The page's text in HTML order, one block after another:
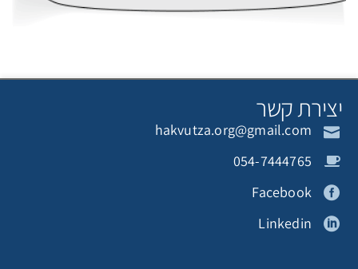
קשר
hakvutza.org@gmail.com
054-7444765
Facebook
Linkedin